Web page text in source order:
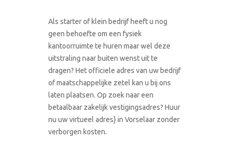
Als starter of klein bedrijf heeft u nog
geen behoefte om een fysiek
kantoorruimte te huren maar wel deze
uitstraling naar buiten wenst uit te
dragen? Het officiele adres van uw bedrijf
of maatschappelijke zetel kan u bij ons
laten plaatsen. Op zoek naar een
betaalbaar zakelijk vestigingsadres? Huur
nu uw virtueel adres} in Vorselaar zonder
verborgen kosten.